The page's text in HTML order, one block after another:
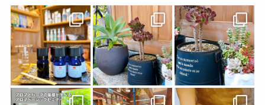
イ
ブ